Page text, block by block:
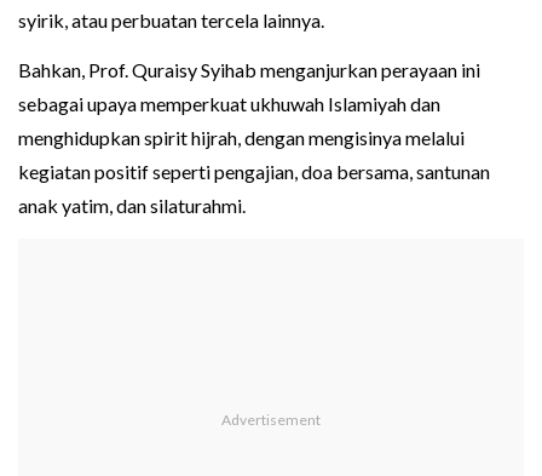
syirik, atau perbuatan tercela lainnya.
Bahkan, Prof. Quraisy Syihab menganjurkan perayaan ini
sebagai upaya memperkuat ukhuwah Islamiyah dan
menghidupkan spirit hijrah, dengan mengisinya melalui
kegiatan positif seperti pengajian, doa bersama, santunan
anak yatim, dan silaturahmi.